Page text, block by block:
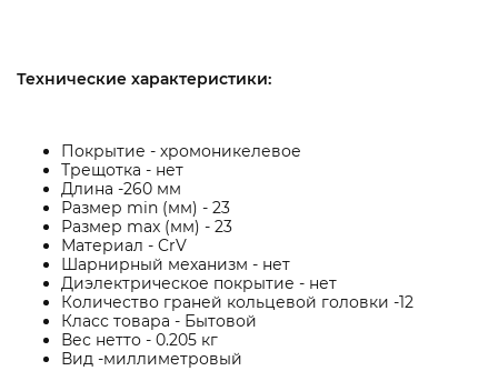
Технические характеристики:
Покрытие - хромоникелевое
Трещотка - нет
Длина -260 мм
Размер min (мм) - 23
Размер max (мм) - 23
Материал - CrV
Шарнирный механизм - нет
Диэлектрическое покрытие - нет
Количество граней кольцевой головки -12
Класс товара - Бытовой
Вес нетто - 0.205 кг
Вид -миллиметровый